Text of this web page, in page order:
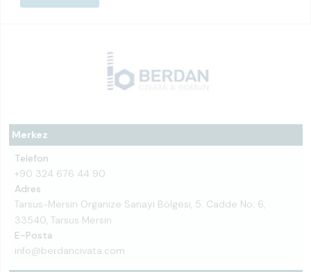
Merkez
Telefon
+90 324 676 44 90
Adres
Tarsus-Mersin Organize Sanayi Bölgesi, 5. Cadde No: 6,
33540, Tarsus Mersin
E-Posta
info@berdancivata.com